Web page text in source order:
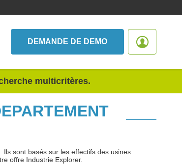
DEMANDE DE DEMO
multicritères.
sont basés sur les effectifs des usines.
offre Industrie Explorer.